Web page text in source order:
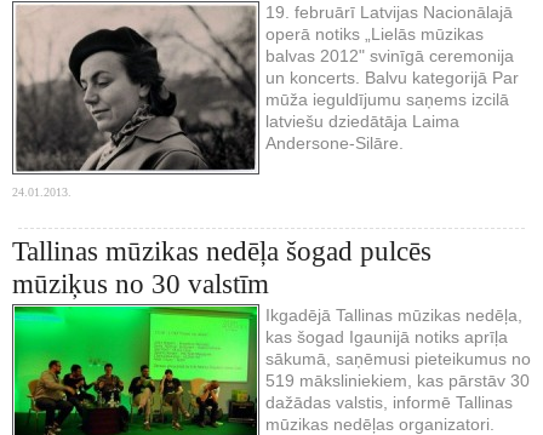
19. februārī Latvijas Nacionālajā
operā notiks „Lielās mūzikas
balvas 2012" svinīgā ceremonija
un koncerts. Balvu kategorijā Par
mūža ieguldījumu saņems izcilā
latviešu dziedātāja Laima
Andersone-Silāre.
24.01.2013.
Tallinas mūzikas nedēļa šogad pulcēs
mūziķus no 30 valstīm
Ikgadējā Tallinas mūzikas nedēļa,
kas šogad Igaunijā notiks aprīļa
sākumā, saņēmusi pieteikumus no
519 māksliniekiem, kas pārstāv 30
dažādas valstis, informē Tallinas
mūzikas nedēļas organizatori.